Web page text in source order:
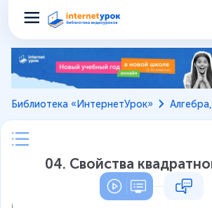
Библиотека «ИнтернетУрок»
04. Свойства